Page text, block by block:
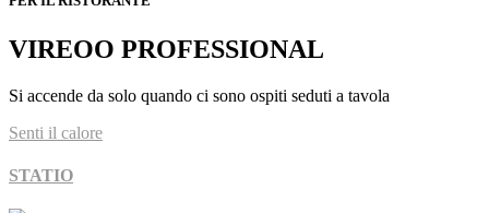
VIREOO PROFESSIONAL
Si accende da solo quando ci sono ospiti seduti a tavola
Senti il calore
STATIO